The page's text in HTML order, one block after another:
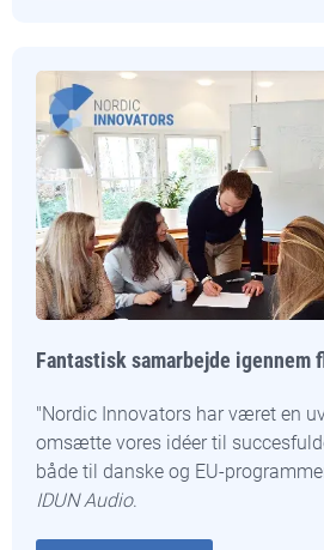
Fantastisk samarbejde igennem
"Nordic Innovators har været en
omsætte vores idéer til
både til danske og EU-
IDUN Audio.